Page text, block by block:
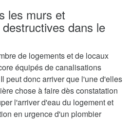
les murs et
dans le
de logements et de locaux
équipés de canalisations
peut donc arriver que l'une d'elles
chose à faire dès constatation
l'arriver d'eau du logement et
en urgence d'un plombier